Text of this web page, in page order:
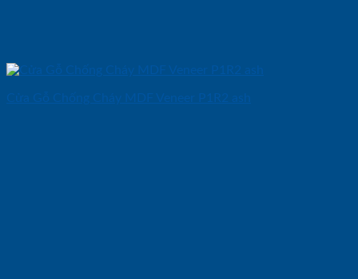
Cửa Gỗ Chống Cháy MDF Veneer P1R2 ash